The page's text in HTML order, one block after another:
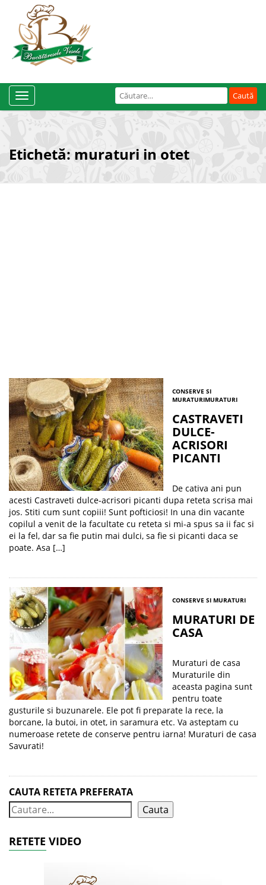
Caută
după:
Toggle
Navigation
Etichetă: muraturi in otet
CONSERVE SI
MURATURIMURATURI
CASTRAVETI
DULCE-
ACRISORI
PICANTI
De cativa ani pun
acesti Castraveti dulce-acrisori picanti dupa reteta scrisa mai
jos. Stiti cum sunt copiii! Sunt pofticiosi! In una din vacante
copilul a venit de la facultate cu reteta si mi-a spus sa ii fac si
ei la fel, dar sa fie putin mai dulci, sa fie si picanti daca se
poate. Asa […]
CONSERVE SI MURATURI
MURATURI DE
CASA
Muraturi de casa
Muraturile din
aceasta pagina sunt
pentru toate
gusturile si buzunarele. Ele pot fi preparate la rece, la
borcane, la butoi, in otet, in saramura etc. Va asteptam cu
numeroase retete de conserve pentru iarna! Muraturi de casa
Savurati!
CAUTA RETETA PREFERATA
Cauta
RETETE VIDEO